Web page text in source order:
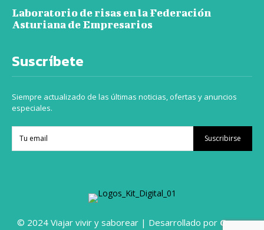
Laboratorio de risas en la Federación
Asturiana de Empresarios
Suscríbete
Siempre actualizado de las últimas noticias, ofertas y anuncios
especiales.
Suscribirse
© 2024 Viajar vivir y saborear | Desarrollado por Grupo